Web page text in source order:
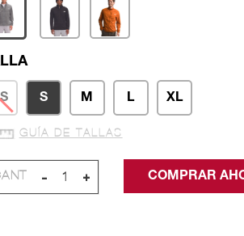
S M L XL
GUÍA DE TALLAS
+
-